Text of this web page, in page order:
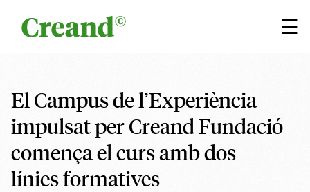
☰
×
El Campus de l’Experiència
impulsat per Creand Fundació
comença el curs amb dos
línies formatives